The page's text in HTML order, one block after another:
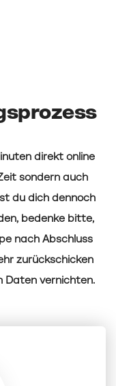
direkt online
sondern auch
du dich dennoch
bedenke bitte,
nach Abschluss
zurückschicken
Daten vernichten.